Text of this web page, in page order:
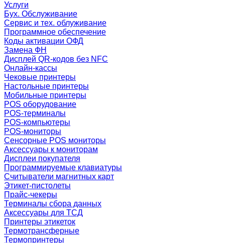
Услуги
Бух. Обслуживание
Сервис и тех. облуживание
Программное обеспечение
Коды активации ОФД
Замена ФН
Дисплей QR-кодов без NFC
Онлайн-кассы
Чековые принтеры
Настольные принтеры
Мобильные принтеры
POS оборудование
POS-терминалы
POS-компьютеры
POS-мониторы
Сенсорные POS мониторы
Аксессуары к мониторам
Дисплеи покупателя
Программируемые клавиатуры
Считыватели магнитных карт
Этикет-пистолеты
Прайс-чекеры
Терминалы сбора данных
Аксессуары для ТСД
Принтеры этикеток
Термотрансферные
Термопринтеры